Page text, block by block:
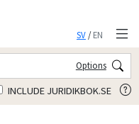
SV/EN
Options
INCLUDE JURIDIKBOK.SE